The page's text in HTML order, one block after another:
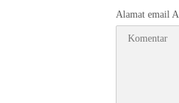
Alamat email